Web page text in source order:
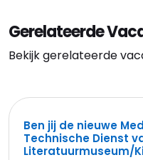
Gerelateerde
Bekijk gerelateerde
Ben jij de nieuwe
Technische Dienst
Literatuurmuseum/